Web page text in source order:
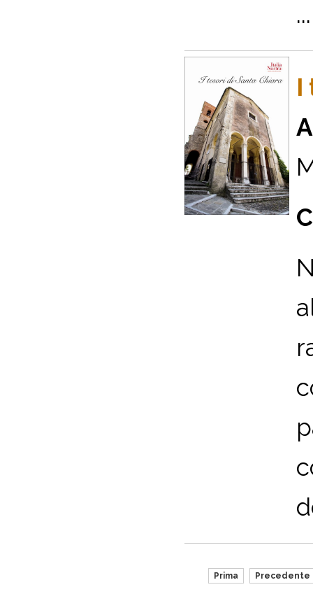
...
I
Prima Precedente